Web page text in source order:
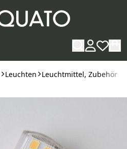
Leuchten Leuchtmittel, Zubehör &